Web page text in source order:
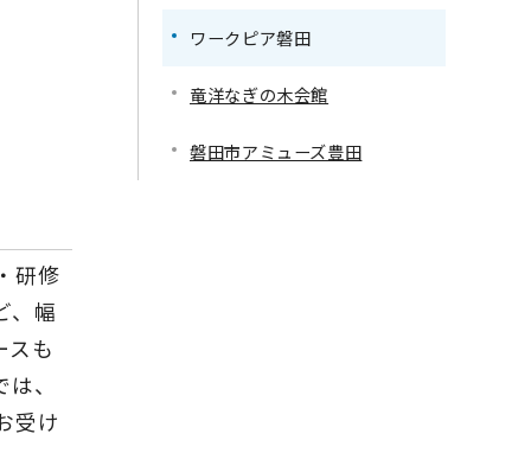
研修
、幅
スも
、
受け
ワークピア磐田
竜洋なぎの木会館
磐田市アミューズ豊田